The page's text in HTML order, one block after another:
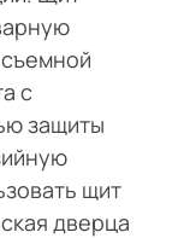
с
защиты
щит
дверца